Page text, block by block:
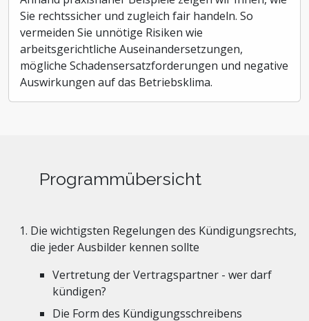
Sie rechtssicher und zugleich fair handeln. So
vermeiden Sie unnötige Risiken wie
arbeitsgerichtliche Auseinandersetzungen,
mögliche Schadensersatzforderungen und negative
Auswirkungen auf das Betriebsklima.
Programmübersicht
Die wichtigsten Regelungen des Kündigungsrechts,
die jeder Ausbilder kennen sollte
Vertretung der Vertragspartner - wer darf
kündigen?
Die Form des Kündigungsschreibens